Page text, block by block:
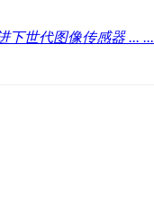
下世代图像传感器 ... ...